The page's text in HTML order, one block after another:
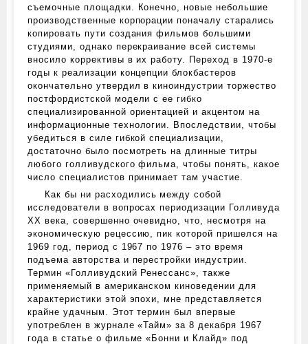
съемочные площадки. Конечно, новые небольшие
производственные корпорации поначалу старались
копировать пути создания фильмов большими
студиями, однако перекраивание всей системы
вносило коррективы в их работу. Переход в 1970‑е
годы к реализации концепции блокбастеров
окончательно утвердил в киноиндустрии торжество
постфордистской модели с ее гибко
специализированной ориентацией и акцентом на
информационные технологии. Впоследствии, чтобы
убедиться в силе гибкой специализации,
достаточно было посмотреть на длинные титры
любого голливудского фильма, чтобы понять, какое
число специалистов принимает там участие.
Как бы ни расходились между собой
исследователи в вопросах периодизации Голливуда
XX века, совершенно очевидно, что, несмотря на
экономическую рецессию, пик которой пришелся на
1969 год, период с 1967 по 1976 – это время
подъема авторства и перестройки индустрии.
Термин «Голливудский Ренессанс», также
применяемый в американском киноведении для
характеристики этой эпохи, мне представляется
крайне удачным. Этот термин был впервые
употреблен в журнале «Тайм» за 8 декабря 1967
года в статье о фильме «Бонни и Клайд» под